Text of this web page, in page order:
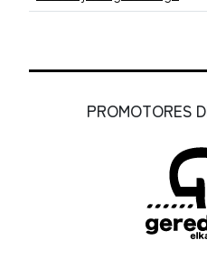
PROMOTORES